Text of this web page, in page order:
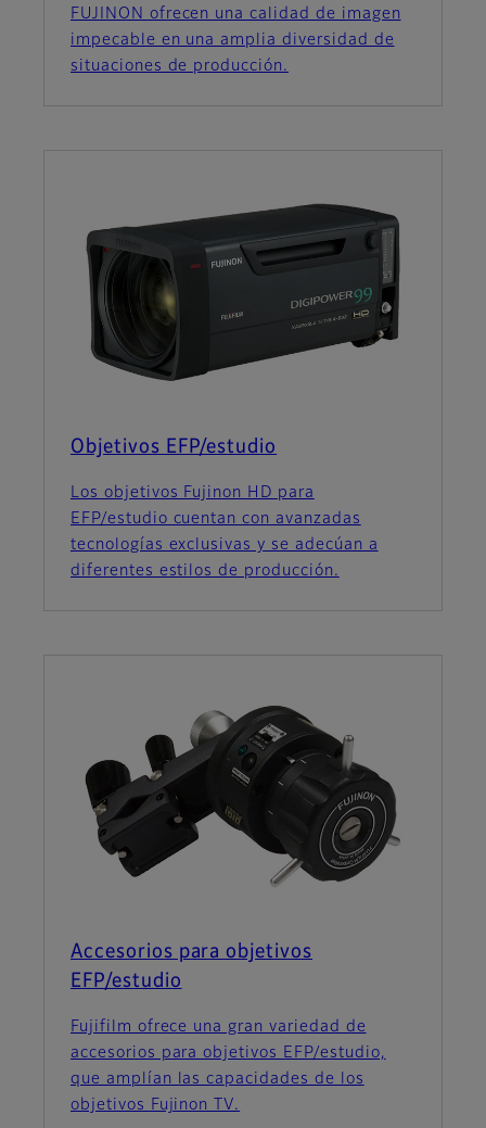
FUJINON ofrecen una calidad de imagen
impecable en una amplia diversidad de
situaciones de producción.
Objetivos EFP/estudio
Los objetivos Fujinon HD para
EFP/estudio cuentan con avanzadas
tecnologías exclusivas y se adecúan a
diferentes estilos de producción.
Accesorios para objetivos
EFP/estudio
Fujifilm ofrece una gran variedad de
accesorios para objetivos EFP/estudio,
que amplían las capacidades de los
objetivos Fujinon TV.